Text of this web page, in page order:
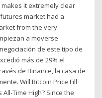
makes it extremely clear
market had a
from the very
a moverse
de este tipo de
más de 29% el
de Binance, la casa de
Will Bitcoin Price Fill
Time High? Since the